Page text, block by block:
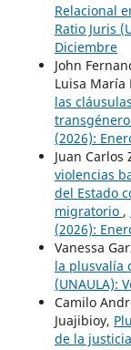
Relacional
Ratio Juris
Diciembre
John
Luisa María
las
transgénero
(2026):
Juan Carlos
violencias
del Estado
migratorio ,
(2026):
Vanessa
la plusvalía
(UNAULA):
Camilo
Juajibioy,
de la